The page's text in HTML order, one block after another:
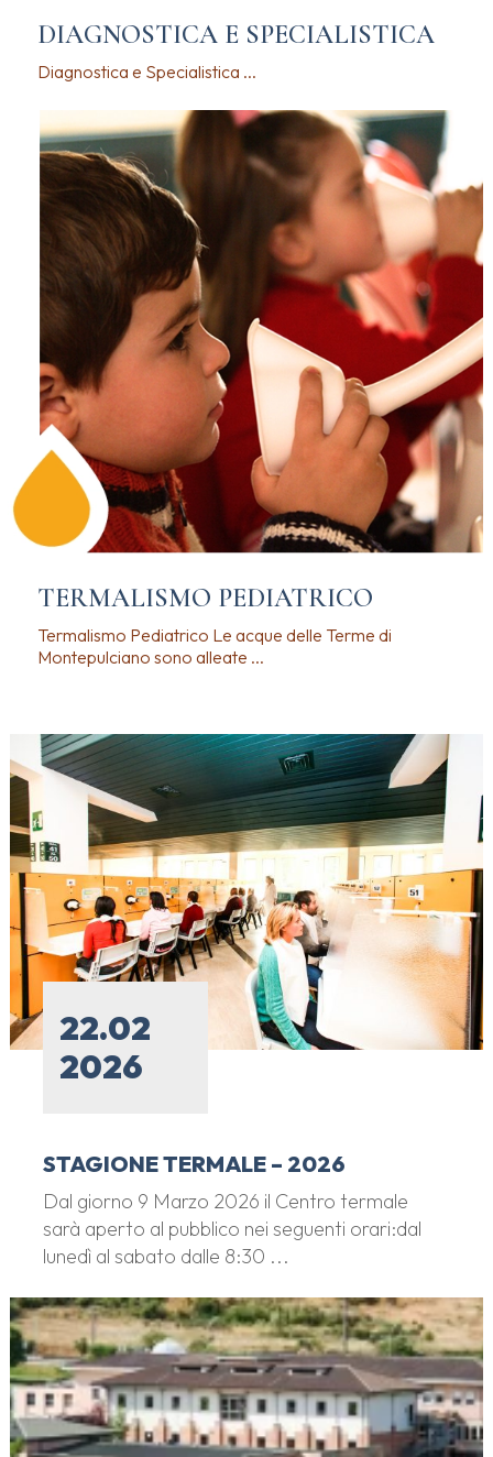
DIAGNOSTICA E SPECIALISTICA
Diagnostica e Specialistica ...
TERMALISMO PEDIATRICO
Termalismo Pediatrico Le acque delle Terme di
Montepulciano sono alleate ...
22.02
2026
STAGIONE TERMALE – 2026
Dal giorno 9 Marzo 2026 il Centro termale
sarà aperto al pubblico nei seguenti orari:dal
lunedì al sabato dalle 8:30 ...